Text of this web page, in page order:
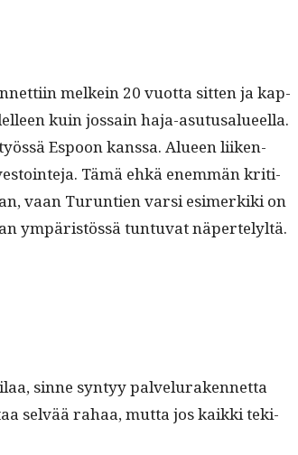
melkein 20 vuot­ta sit­ten ja kap­
kuin jos­sain haja-asu­tusalueel­la.
Espoon kanssa. Alueen liiken­
Tämä ehkä enem­män kri­ti­
vaan Turun­tien var­si esimerki­ki on
ympäristössä tun­tu­vat näperte­lyltä.
sinne syn­tyy palvelu­raken­net­ta
selvää rahaa, mut­ta jos kaik­ki tek­i­